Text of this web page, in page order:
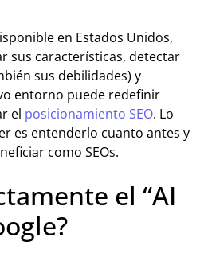
en Estados Unidos,
sus características, detectar
sus debilidades) y
entorno puede redefinir
el posicionamiento SEO. Lo
es entenderlo cuanto antes y
como SEOs.
el “AI